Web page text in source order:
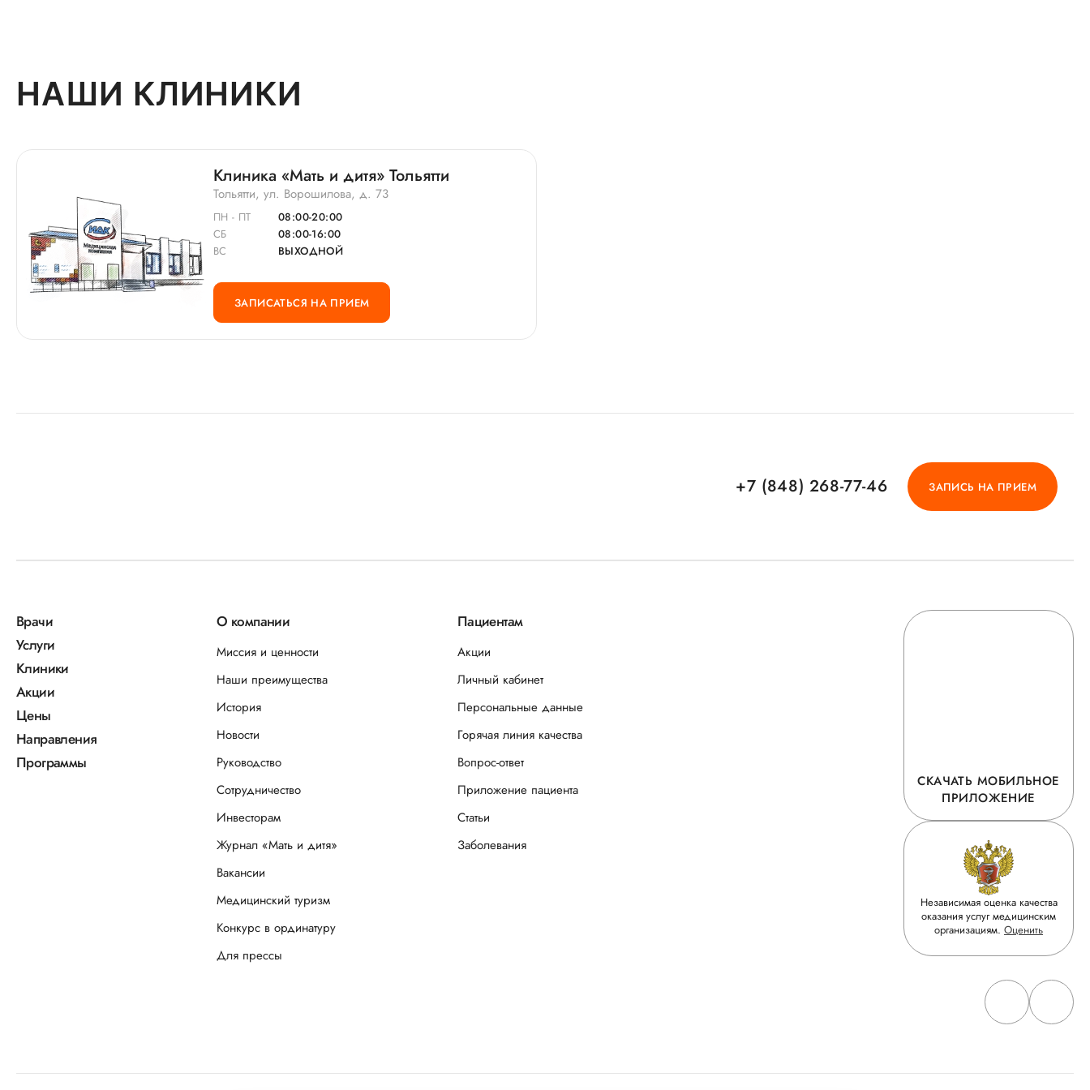
НАШИ КЛИНИКИ
Клиника «Мать и дитя» Тольятти
Тольятти, ул. Ворошилова, д. 73
ПН - ПТ
08:00-20:00
СБ
08:00-16:00
ВС
ВЫХОДНОЙ
ЗАПИСАТЬСЯ НА ПРИЕМ
+7 (848) 268-77-46 ЗАПИСЬ НА ПРИЕМ
Врачи
Услуги
Клиники
Акции
Цены
Направления
Программы
О компании
Миссия и ценности
Наши преимущества
История
Новости
Руководство
Сотрудничество
Инвесторам
Журнал «Мать и дитя»
Вакансии
Медицинский туризм
Конкурс в ординатуру
Для прессы
Пациентам
Акции
Личный кабинет
Персональные данные
Горячая линия качества
Вопрос-ответ
Приложение пациента
Статьи
Заболевания
СКАЧАТЬ МОБИЛЬНОЕ
ПРИЛОЖЕНИЕ
Независимая оценка качества
оказания услуг медицинским
организациям. Оценить